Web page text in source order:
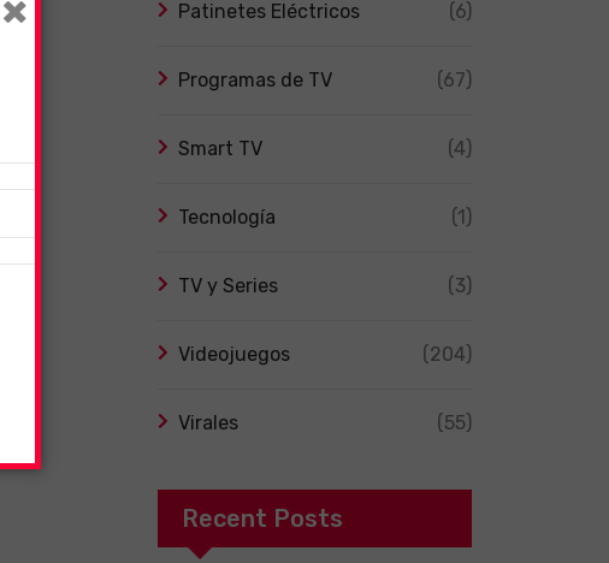
Patinetes Eléctricos (6)
Programas de TV (67)
Smart TV (4)
Tecnología (1)
TV y Series (3)
Videojuegos (204)
Virales (55)
Recent Posts